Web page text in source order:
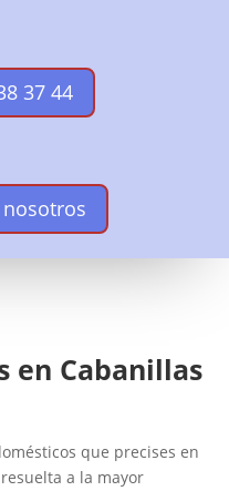
37 44
en Cabanillas
que precises en
a la mayor